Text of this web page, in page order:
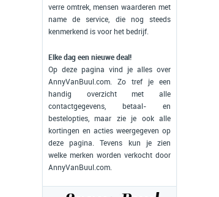
verre omtrek, mensen waarderen met
name de service, die nog steeds
kenmerkend is voor het bedrijf.
Elke dag een nieuwe deal!
Op deze pagina vind je alles over
AnnyVanBuul.com. Zo tref je een
handig overzicht met alle
contactgegevens, betaal- en
bestelopties, maar zie je ook alle
kortingen en acties weergegeven op
deze pagina. Tevens kun je zien
welke merken worden verkocht door
AnnyVanBuul.com.